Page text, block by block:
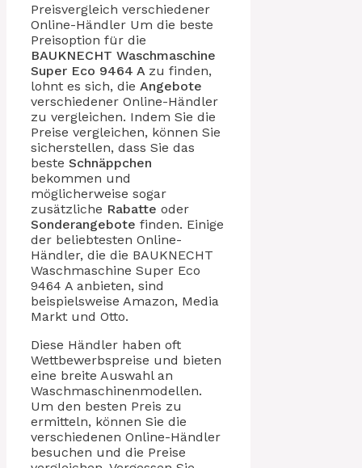
Preisvergleich verschiedener
Online-Händler Um die beste
Preisoption für die
BAUKNECHT Waschmaschine
Super Eco 9464 A zu finden,
lohnt es sich, die Angebote
verschiedener Online-Händler
zu vergleichen. Indem Sie die
Preise vergleichen, können Sie
sicherstellen, dass Sie das
beste Schnäppchen
bekommen und
möglicherweise sogar
zusätzliche Rabatte oder
Sonderangebote finden. Einige
der beliebtesten Online-
Händler, die die BAUKNECHT
Waschmaschine Super Eco
9464 A anbieten, sind
beispielsweise Amazon, Media
Markt und Otto.
Diese Händler haben oft
Wettbewerbspreise und bieten
eine breite Auswahl an
Waschmaschinenmodellen.
Um den besten Preis zu
ermitteln, können Sie die
verschiedenen Online-Händler
besuchen und die Preise